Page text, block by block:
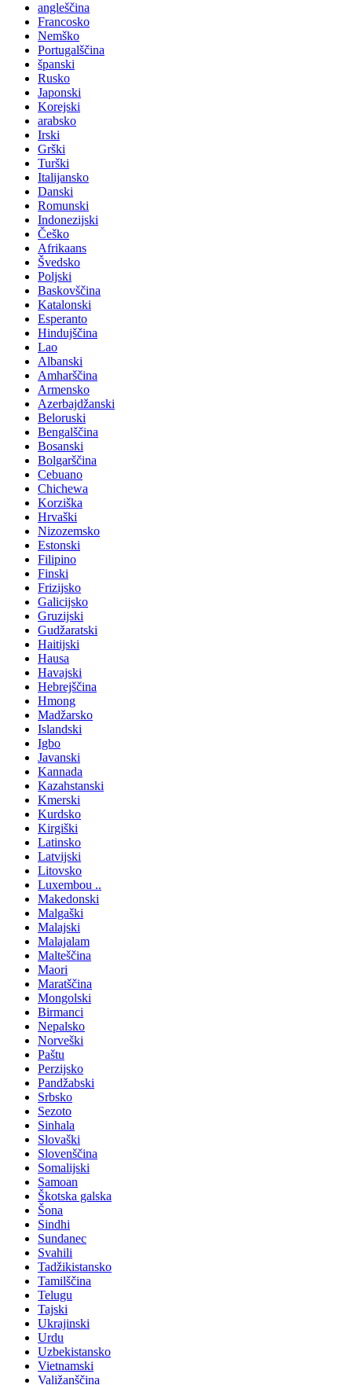
angleščina
Francosko
Nemško
Portugalščina
španski
Rusko
Japonski
Korejski
arabsko
Irski
Grški
Turški
Italijansko
Danski
Romunski
Indonezijski
Češko
Afrikaans
Švedsko
Poljski
Baskovščina
Katalonski
Esperanto
Hindujščina
Lao
Albanski
Amharščina
Armensko
Azerbajdžanski
Beloruski
Bengalščina
Bosanski
Bolgarščina
Cebuano
Chichewa
Korziška
Hrvaški
Nizozemsko
Estonski
Filipino
Finski
Frizijsko
Galicijsko
Gruzijski
Gudžaratski
Haitijski
Hausa
Havajski
Hebrejščina
Hmong
Madžarsko
Islandski
Igbo
Javanski
Kannada
Kazahstanski
Kmerski
Kurdsko
Kirgiški
Latinsko
Latvijski
Litovsko
Luxembou ..
Makedonski
Malgaški
Malajski
Malajalam
Malteščina
Maori
Maratščina
Mongolski
Birmanci
Nepalsko
Norveški
Paštu
Perzijsko
Pandžabski
Srbsko
Sezoto
Sinhala
Slovaški
Slovenščina
Somalijski
Samoan
Škotska galska
Šona
Sindhi
Sundanec
Svahili
Tadžikistansko
Tamilščina
Telugu
Tajski
Ukrajinski
Urdu
Uzbekistansko
Vietnamski
Valižanščina